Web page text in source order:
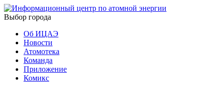
Выбор города
Об ИЦАЭ
Новости
Атомотека
Команда
Приложение
Комикс